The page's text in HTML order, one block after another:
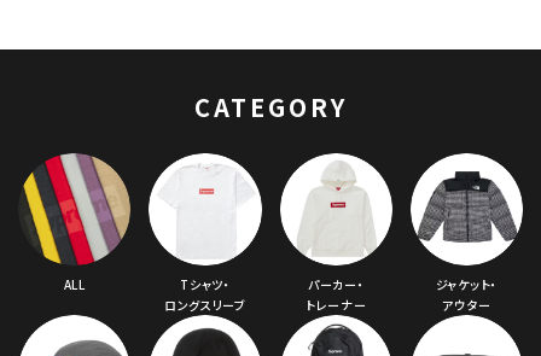
CATEGORY
ALL
Tシャツ・
ロングスリーブ
パーカー・
トレーナー
ジャケット・
アウター